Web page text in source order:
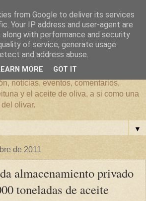
Olivar
noticias, eventos, comentarios,
y el aceite de oliva, a si como una
olivar.
▼
de 2011
almacenamiento privado
toneladas de aceite
from Google to deliver its services
Your IP address and user-agent are
along with performance and security
of service, generate usage
and address abuse.
MORE GOT IT